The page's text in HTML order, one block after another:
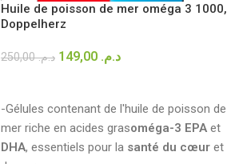
Huile de poisson de mer oméga 3 1000,
Doppelherz
د.م.250,00 د.م.
-Gélules contenant de l'huile de poisson de
mer riche en acides grasoméga-3 EPA et
DHA, essentiels pour la santé du cœur et